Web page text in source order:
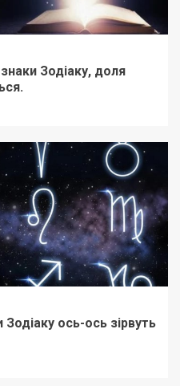
Зодіаку, доля
ось-ось зірвуть